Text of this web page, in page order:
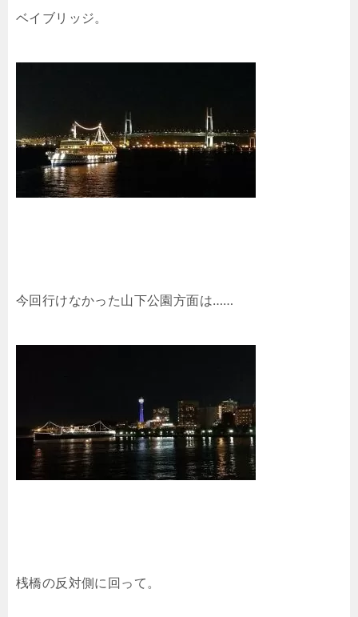
ベイブリッジ。
今回行けなかった山下公園方面は……
桟橋の反対側に回って。